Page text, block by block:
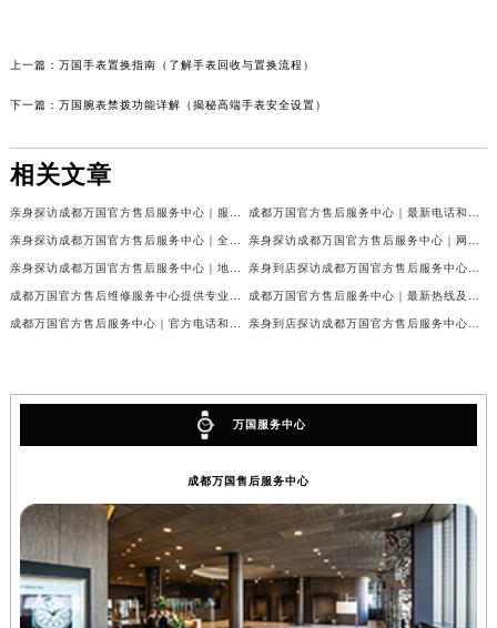
上一篇： 万国手表置换指南（了解手表回收与置换流程）
下一篇： 万国腕表禁拨功能详解（揭秘高端手表安全设置）
相关文章
万国服务中心
成都万国售后服务中心